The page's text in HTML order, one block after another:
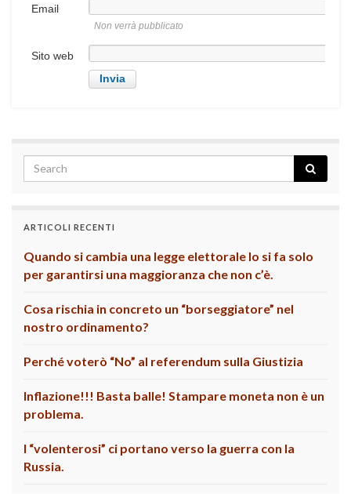
Email
Non verrà pubblicato
Sito web
ARTICOLI RECENTI
Quando si cambia una legge elettorale lo si fa solo
per garantirsi una maggioranza che non c’è.
Cosa rischia in concreto un “borseggiatore” nel
nostro ordinamento?
Perché voterò “No” al referendum sulla Giustizia
Inflazione!!! Basta balle! Stampare moneta non è un
problema.
I “volenterosi” ci portano verso la guerra con la
Russia.